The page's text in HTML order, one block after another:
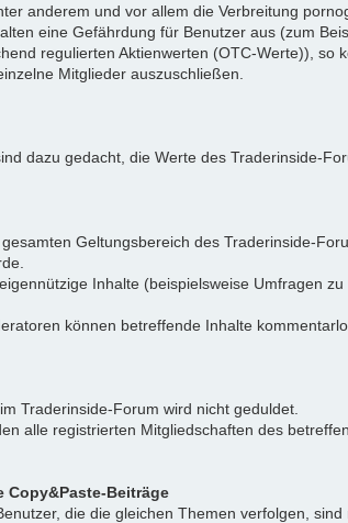
anderem und vor allem die Verbreitung
eine Gefährdung für Benutzer aus (zum
regulierten Aktienwerten (OTC-Werte)),
Mitglieder auszuschließen.
dazu gedacht, die Werte des Traderinside-
Geltungsbereich des Traderinside-
Inhalte (beispielsweise Umfragen
können betreffende Inhalte
Traderinside-Forum wird nicht geduldet.
alle registrierten Mitgliedschaften des
Copy&Paste-Beiträge
die die gleichen Themen verfolgen,